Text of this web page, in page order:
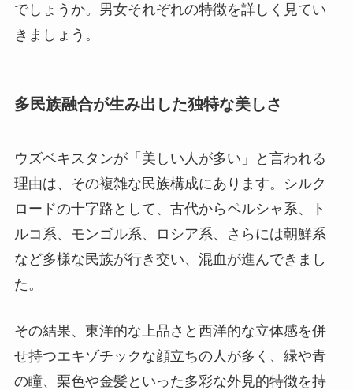
でしょうか。男女それぞれの特徴を詳しく見てい
きましょう。
多民族融合が生み出した独特な美しさ
ウズベキスタンが「美しい人が多い」と言われる
理由は、その複雑な民族構成にあります。シルク
ロードの十字路として、古代からペルシャ系、ト
ルコ系、モンゴル系、ロシア系、さらには朝鮮系
など多様な民族が行き交い、混血が進んできまし
た。
その結果、東洋的な上品さと西洋的な立体感を併
せ持つエキゾチックな顔立ちの人が多く、緑や青
の瞳、栗色や金髪といった多彩な外見的特徴を持